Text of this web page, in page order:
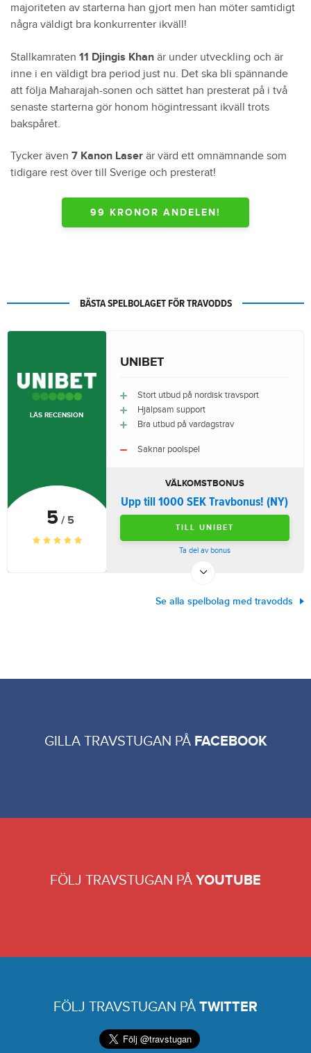
majoriteten av starterna han gjort men han möter samtidigt
några väldigt bra konkurrenter ikväll!
Stallkamraten 11 Djingis Khan är under utveckling och är
inne i en väldigt bra period just nu. Det ska bli spännande
att följa Maharajah-sonen och sättet han presterat på i två
senaste starterna gör honom högintressant ikväll trots
bakspåret.
Tycker även 7 Kanon Laser är värd ett omnämnande som
tidigare rest över till Sverige och presterat!
99 KRONOR ANDELEN!
BÄSTA SPELBOLAGET FÖR TRAVODDS
5 / 5
LÄS RECENSION
UNIBET
Stort utbud på nordisk travsport
Hjälpsam support
Bra utbud på vardagstrav
Saknar poolspel
VÄLKOMSTBONUS
Upp till 1000 SEK Travbonus! (NY)
TILL UNIBET
Ta del av bonus
Se alla spelbolag med travodds
GILLA TRAVSTUGAN PÅ FACEBOOK
FÖLJ TRAVSTUGAN PÅ YOUTUBE
FÖLJ TRAVSTUGAN PÅ TWITTER